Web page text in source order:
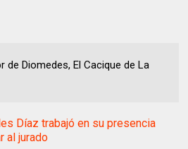
de Diomedes, El Cacique de La
Díaz trabajó en su presencia
al jurado